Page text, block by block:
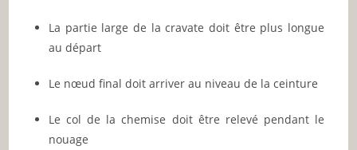
La partie large de la cravate doit être plus longue
au départ
Le nœud final doit arriver au niveau de la ceinture
Le col de la chemise doit être relevé pendant le
nouage